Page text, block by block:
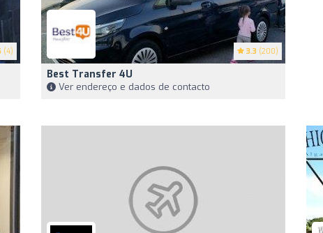
(4) 3.3 (200)
Best Transfer 4U
Ver endereço e dados de contacto